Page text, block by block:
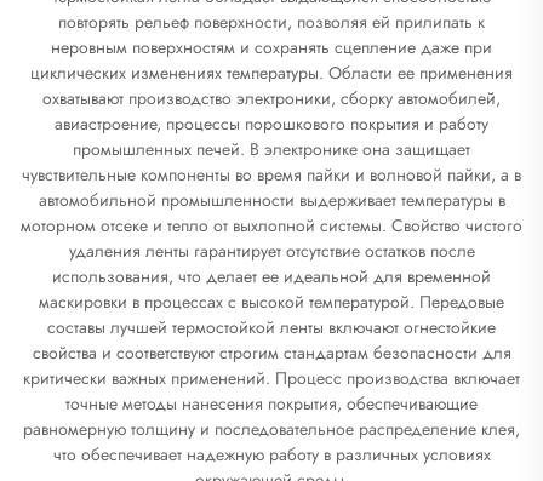
повторять рельеф поверхности, позволяя ей прилипать к
неровным поверхностям и сохранять сцепление даже при
циклических изменениях температуры. Области ее применения
охватывают производство электроники, сборку автомобилей,
авиастроение, процессы порошкового покрытия и работу
промышленных печей. В электронике она защищает
чувствительные компоненты во время пайки и волновой пайки, а в
автомобильной промышленности выдерживает температуры в
моторном отсеке и тепло от выхлопной системы. Свойство чистого
удаления ленты гарантирует отсутствие остатков после
использования, что делает ее идеальной для временной
маскировки в процессах с высокой температурой. Передовые
составы лучшей термостойкой ленты включают огнестойкие
свойства и соответствуют строгим стандартам безопасности для
критически важных применений. Процесс производства включает
точные методы нанесения покрытия, обеспечивающие
равномерную толщину и последовательное распределение клея,
что обеспечивает надежную работу в различных условиях